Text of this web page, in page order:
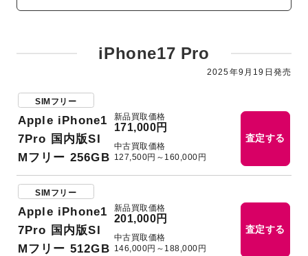
iPhone17 Pro
2025年9月19日発売
SIMフリー
Apple iPhone1
7Pro 国内版SI
Mフリー 256GB
新品買取価格
171,000円
中古買取価格
127,500円～160,000円
査定する
SIMフリー
Apple iPhone1
7Pro 国内版SI
Mフリー 512GB
新品買取価格
201,000円
中古買取価格
146,000円～188,000円
査定する